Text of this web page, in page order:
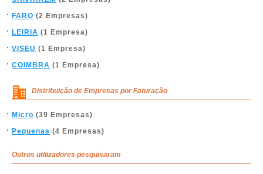
FARO (2 Empresas)
LEIRIA (1 Empresa)
VISEU (1 Empresa)
COIMBRA (1 Empresa)
Distribuição de Empresas por Faturação
Micro (39 Empresas)
Pequenas (4 Empresas)
Outros utilizadores pesquisaram